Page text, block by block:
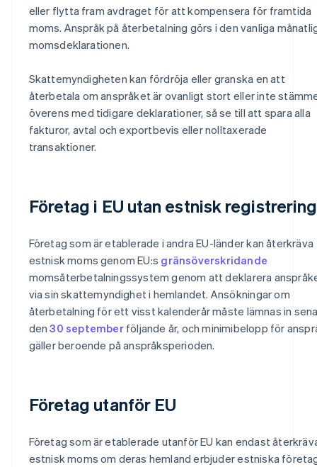
eller flytta fram avdraget för att kompensera för framtida
moms. Anspråk på återbetalning görs i den vanliga
momsdeklarationen.
Skattemyndigheten kan fördröja eller granska en att
återbetala om anspråket är ovanligt stort eller inte
överens med tidigare deklarationer, så se till att spara alla
fakturor, avtal och exportbevis eller nolltaxerade
transaktioner.
Företag i EU utan estnisk registrering
Företag som är etablerade i andra EU-länder kan återkräva
estnisk moms genom EU:s gränsöverskridande
momsåterbetalningssystem genom att deklarera
via sin skattemyndighet i hemlandet. Ansökningar om
återbetalning för ett visst kalenderår måste lämnas in
den30 septemberföljande år, och minimibelopp för
gäller beroende på anspråksperioden.
Företag utanför EU
Företag som är etablerade utanför EU kan endast
estnisk moms om deras hemland erbjuder estniska